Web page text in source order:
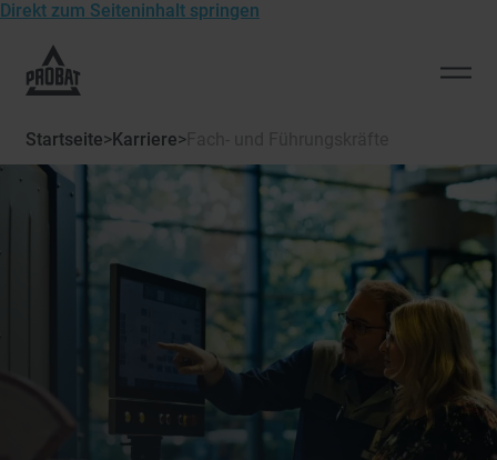
Direkt zum Seiteninhalt springen
von
Startseite>Karriere>